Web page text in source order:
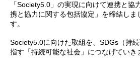
「Society5.0」の実現に向けて連携と協
携と協力に関する包括協定」を締結しま
す。
Society5.0に向けた取組を、SDGs（持
指す「持続可能な社会」につなげていき